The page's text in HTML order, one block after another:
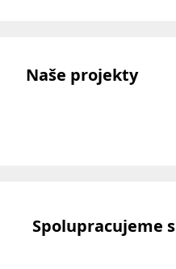
Naše projekty
Spolupracujeme s